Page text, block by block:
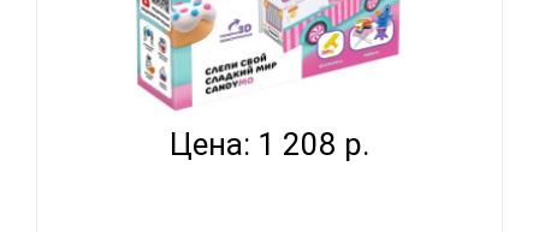
НАБОР ДЛЯ ТВОРЧЕСТВА ПЛАСТИЛИН ЛЕПИ
ЛЕГКО 'CAN...
Цена: 1 208 р.